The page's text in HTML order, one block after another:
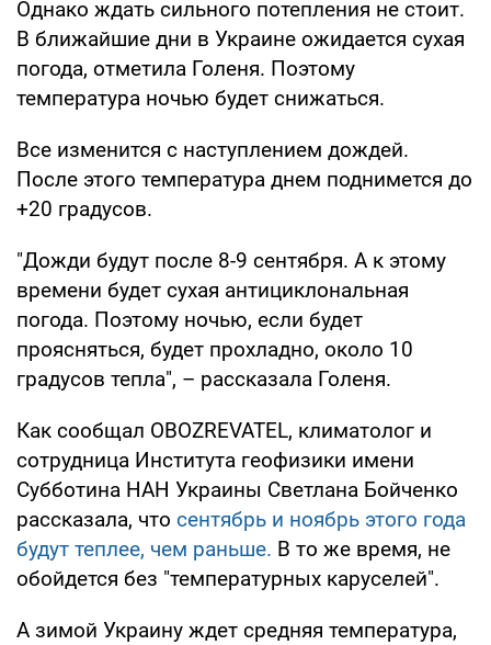
Однако ждать сильного потепления не стоит.
В ближайшие дни в Украине ожидается сухая
погода, отметила Голеня. Поэтому
температура ночью будет снижаться.
Все изменится с наступлением дождей.
После этого температура днем поднимется до
+20 градусов.
"Дожди будут после 8-9 сентября. А к этому
времени будет сухая антициклональная
погода. Поэтому ночью, если будет
проясняться, будет прохладно, около 10
градусов тепла", – рассказала Голеня.
Как сообщал OBOZREVATEL, климатолог и
сотрудница Института геофизики имени
Субботина НАН Украины Светлана Бойченко
рассказала, что сентябрь и ноябрь этого года
будут теплее, чем раньше. В то же время, не
обойдется без "температурных каруселей".
А зимой Украину ждет средняя температура,